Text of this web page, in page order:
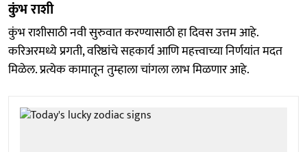
कुंभ राशी
कुंभ राशीसाठी नवी सुरुवात करण्यासाठी हा दिवस उत्तम आहे.
करिअरमध्ये प्रगती, वरिष्ठांचे सहकार्य आणि महत्त्वाच्या निर्णयांत मदत
मिळेल. प्रत्येक कामातून तुम्हाला चांगला लाभ मिळणार आहे.